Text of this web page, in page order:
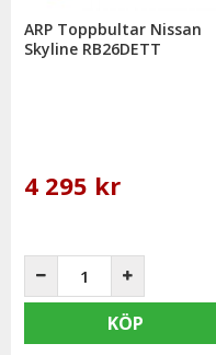
ARP Toppbultar Nissan
Skyline RB26DETT
4 295 kr
KÖP